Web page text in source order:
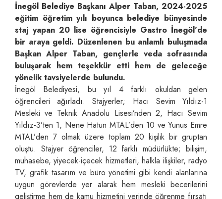
İnegöl Belediye Başkanı Alper Taban, 2024-2025
eğitim öğretim yılı boyunca belediye bünyesinde
staj yapan 20 lise öğrencisiyle Gastro İnegöl'de
bir araya geldi. Düzenlenen bu anlamlı buluşmada
Başkan Alper Taban, gençlerle veda sofrasında
buluşarak hem teşekkür etti hem de geleceğe
yönelik tavsiyelerde bulundu.
İnegöl Belediyesi, bu yıl 4 farklı okuldan gelen
öğrencileri ağırladı. Stajyerler; Hacı Sevim Yıldız-1
Mesleki ve Teknik Anadolu Lisesi’nden 2, Hacı Sevim
Yıldız-3’ten 1, Nene Hatun MTAL’den 10 ve Yunus Emre
MTAL’den 7 olmak üzere toplam 20 kişilik bir gruptan
oluştu. Stajyer öğrenciler, 12 farklı müdürlükte; bilişim,
muhasebe, yiyecek-içecek hizmetleri, halkla ilişkiler, radyo
TV, grafik tasarım ve büro yönetimi gibi kendi alanlarına
uygun görevlerde yer alarak hem mesleki becerilerini
geliştirme hem de kamu hizmetini yerinde öğrenme fırsatı